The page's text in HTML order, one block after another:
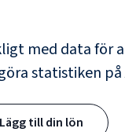
med data för
statistiken
Lägg till din lön